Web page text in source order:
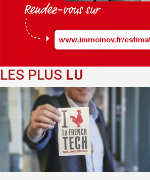
LES PLUS LU